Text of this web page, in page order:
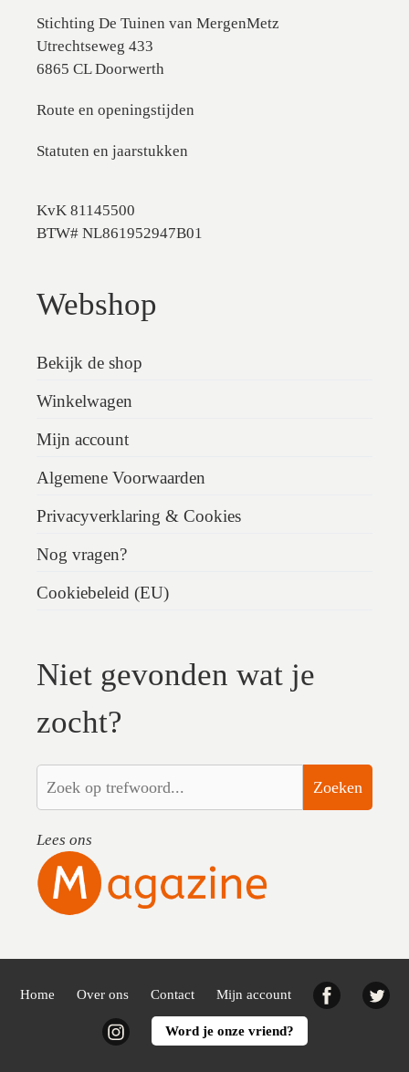
Stichting De Tuinen van MergenMetz
Utrechtseweg 433
6865 CL Doorwerth
Route en openingstijden
Statuten en jaarstukken
KvK 81145500
BTW# NL861952947B01
Webshop
Bekijk de shop
Winkelwagen
Mijn account
Algemene Voorwaarden
Privacyverklaring & Cookies
Nog vragen?
Cookiebeleid (EU)
Niet gevonden wat je
zocht?
Zoeken
Lees ons
Home Over ons Contact Mijn account Facebook
InstagramWord je onze vriend?